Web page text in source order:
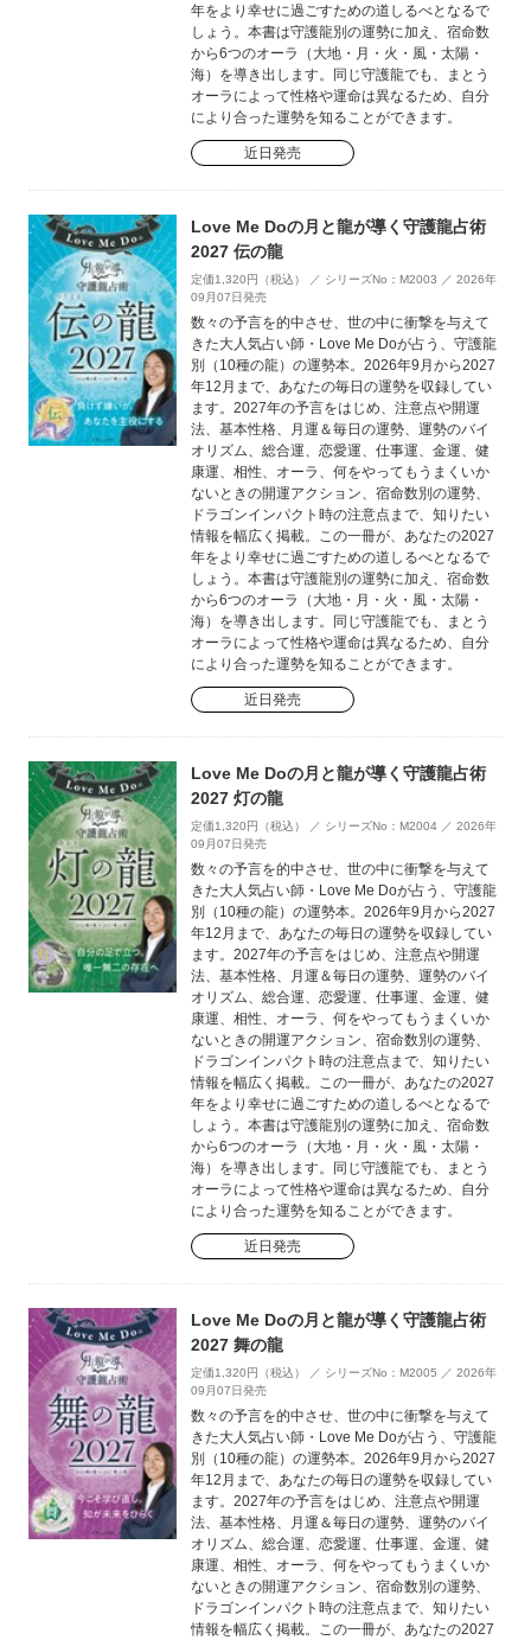
年をより幸せに過ごすための道しるべとなるで
しょう。本書は守護龍別の運勢に加え、宿命数
から6つのオーラ（大地・月・火・風・太陽・
海）を導き出します。同じ守護龍でも、まとう
オーラによって性格や運命は異なるため、自分
により合った運勢を知ることができます。
近日発売
Love Me Doの月と龍が導く守護龍占術
2027 伝の龍
定価1,320円（税込） ／ シリーズNo：M2003 ／ 2026年
09月07日発売
数々の予言を的中させ、世の中に衝撃を与えて
きた大人気占い師・Love Me Doが占う、守護龍
別（10種の龍）の運勢本。2026年9月から2027
年12月まで、あなたの毎日の運勢を収録してい
ます。2027年の予言をはじめ、注意点や開運
法、基本性格、月運＆毎日の運勢、運勢のバイ
オリズム、総合運、恋愛運、仕事運、金運、健
康運、相性、オーラ、何をやってもうまくいか
ないときの開運アクション、宿命数別の運勢、
ドラゴンインパクト時の注意点まで、知りたい
情報を幅広く掲載。この一冊が、あなたの2027
年をより幸せに過ごすための道しるべとなるで
しょう。本書は守護龍別の運勢に加え、宿命数
から6つのオーラ（大地・月・火・風・太陽・
海）を導き出します。同じ守護龍でも、まとう
オーラによって性格や運命は異なるため、自分
により合った運勢を知ることができます。
近日発売
Love Me Doの月と龍が導く守護龍占術
2027 灯の龍
定価1,320円（税込） ／ シリーズNo：M2004 ／ 2026年
09月07日発売
数々の予言を的中させ、世の中に衝撃を与えて
きた大人気占い師・Love Me Doが占う、守護龍
別（10種の龍）の運勢本。2026年9月から2027
年12月まで、あなたの毎日の運勢を収録してい
ます。2027年の予言をはじめ、注意点や開運
法、基本性格、月運＆毎日の運勢、運勢のバイ
オリズム、総合運、恋愛運、仕事運、金運、健
康運、相性、オーラ、何をやってもうまくいか
ないときの開運アクション、宿命数別の運勢、
ドラゴンインパクト時の注意点まで、知りたい
情報を幅広く掲載。この一冊が、あなたの2027
年をより幸せに過ごすための道しるべとなるで
しょう。本書は守護龍別の運勢に加え、宿命数
から6つのオーラ（大地・月・火・風・太陽・
海）を導き出します。同じ守護龍でも、まとう
オーラによって性格や運命は異なるため、自分
により合った運勢を知ることができます。
近日発売
Love Me Doの月と龍が導く守護龍占術
2027 舞の龍
定価1,320円（税込） ／ シリーズNo：M2005 ／ 2026年
09月07日発売
数々の予言を的中させ、世の中に衝撃を与えて
きた大人気占い師・Love Me Doが占う、守護龍
別（10種の龍）の運勢本。2026年9月から2027
年12月まで、あなたの毎日の運勢を収録してい
ます。2027年の予言をはじめ、注意点や開運
法、基本性格、月運＆毎日の運勢、運勢のバイ
オリズム、総合運、恋愛運、仕事運、金運、健
康運、相性、オーラ、何をやってもうまくいか
ないときの開運アクション、宿命数別の運勢、
ドラゴンインパクト時の注意点まで、知りたい
情報を幅広く掲載。この一冊が、あなたの2027